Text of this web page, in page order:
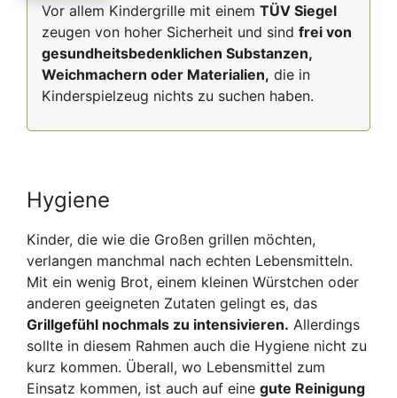
Vor allem Kindergrille mit einem TÜV Siegel
zeugen von hoher Sicherheit und sind frei von
gesundheitsbedenklichen Substanzen,
Weichmachern oder Materialien, die in
Kinderspielzeug nichts zu suchen haben.
Hygiene
Kinder, die wie die Großen grillen möchten,
verlangen manchmal nach echten Lebensmitteln.
Mit ein wenig Brot, einem kleinen Würstchen oder
anderen geeigneten Zutaten gelingt es, das
Grillgefühl nochmals zu intensivieren. Allerdings
sollte in diesem Rahmen auch die Hygiene nicht zu
kurz kommen. Überall, wo Lebensmittel zum
Einsatz kommen, ist auch auf eine gute Reinigung